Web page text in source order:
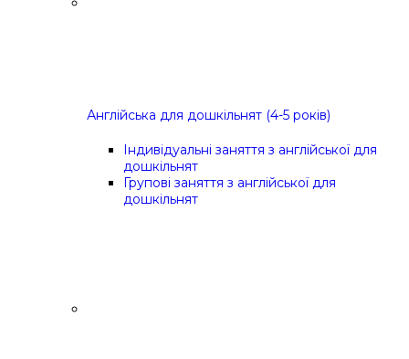
Англійська для дошкільнят (4-5 років)
Індивідуальні заняття з англійської для
дошкільнят
Групові заняття з англійської для
дошкільнят